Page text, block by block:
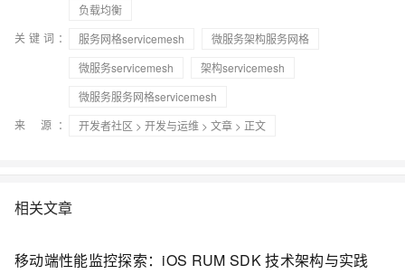
负载均衡
关键词：
服务网格servicemesh
微服务架构服务网格
微服务servicemesh
架构servicemesh
微服务服务网格servicemesh
来 源：
开发者社区 > 开发与运维 > 文章 > 正文
相关文章
移动端性能监控探索：iOS RUM SDK 技术架构与实践